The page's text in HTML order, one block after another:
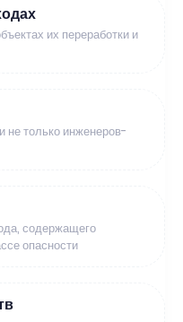
их переработки и
только инженеров-
содержащего
опасности